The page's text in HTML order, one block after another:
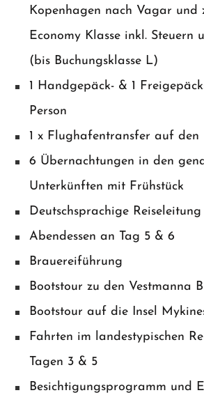
Kopenhagen nach Vagar und
Economy Klasse inkl. Steuern
(bis Buchungsklasse L)
1 Handgepäck- & 1
Person
1 x Flughafentransfer auf den
6 Übernachtungen in den
Unterkünften mit Frühstück
Deutschsprachige
Abendessen an Tag 5 & 6
Brauereiführung
Bootstour zu den Vestmanna
Bootstour auf die Insel
Fahrten im landestypischen
Tagen 3 & 5
Besichtigungsprogramm und